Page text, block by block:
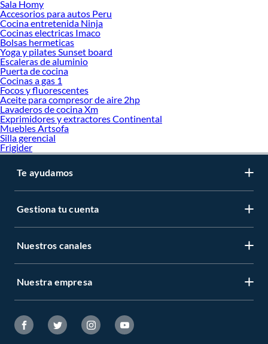
Sala Homy
Accesorios para autos Peru
Cocina entretenida Ninja
Cocinas electricas Imaco
Bolsas hermeticas
Yoga y pilates Sunset board
Escaleras de aluminio
Puerta de cocina
Cocinas a gas 1
Focos y fluorescentes
Aceite para compresor de aire 2hp
Lavaderos de cocina Xm
Exprimidores y extractores Continental
Muebles Artsofa
Silla gerencial
Frigider
Te ayudamos
Gestiona tu cuenta
Nuestros canales
Nuestra empresa